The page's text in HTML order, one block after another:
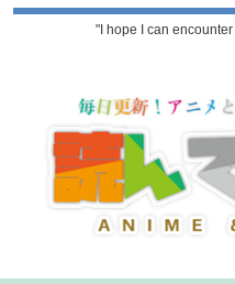
"I hope I can